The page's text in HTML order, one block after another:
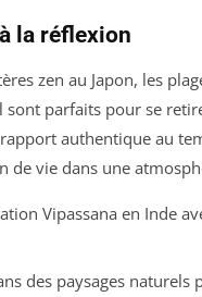
la réflexion
zen au Japon, les
sont parfaits pour se
authentique au
de vie dans une
Vipassana en Inde
des paysages naturels